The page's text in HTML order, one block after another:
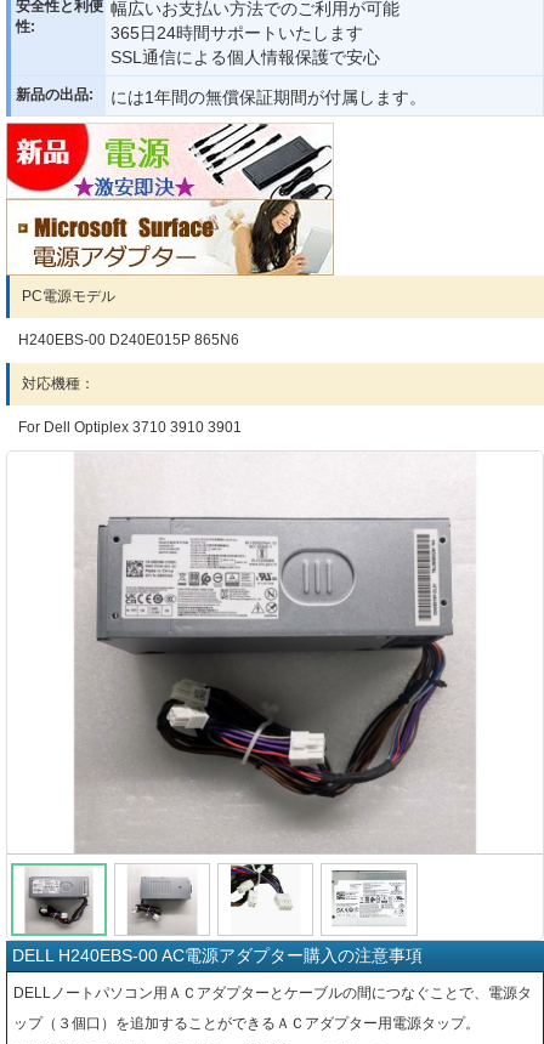
安全性と利便
性:
幅広いお支払い方法でのご利用が可能
365日24時間サポートいたします
SSL通信による個人情報保護で安心
新品の出品: には1年間の無償保証期間が付属します。
PC電源モデル
H240EBS-00 D240E015P 865N6
対応機種：
For Dell Optiplex 3710 3910 3901
DELL H240EBS-00 AC電源アダプター購入の注意事項
DELLノートパソコン用ＡＣアダプターとケーブルの間につなぐことで、電源タ
ップ（３個口）を追加することができるＡＣアダプター用電源タップ。